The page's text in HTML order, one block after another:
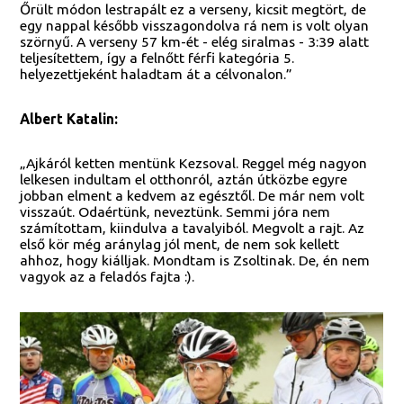
Őrült módon lestrapált ez a verseny, kicsit megtört, de
egy nappal később visszagondolva rá nem is volt olyan
szörnyű. A verseny 57 km-ét - elég siralmas - 3:39 alatt
teljesítettem, így a felnőtt férfi kategória 5.
helyezettjeként haladtam át a célvonalon.”
Albert Katalin:
„Ajkáról ketten mentünk Kezsoval. Reggel még nagyon
lelkesen indultam el otthonról, aztán útközbe egyre
jobban elment a kedvem az egésztől. De már nem volt
visszaút. Odaértünk, neveztünk. Semmi jóra nem
számítottam, kiindulva a tavalyiból. Megvolt a rajt. Az
első kör még aránylag jól ment, de nem sok kellett
ahhoz, hogy kiálljak. Mondtam is Zsoltinak. De, én nem
vagyok az a feladós fajta :).